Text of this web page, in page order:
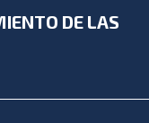
DE LAS